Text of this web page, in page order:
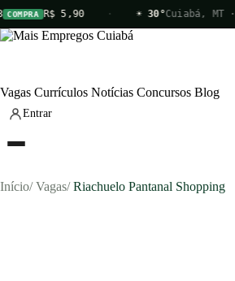
COMPRA R$ 5,90 ☀ 30°Cuiabá, MT
Vagas Currículos Notícias Concursos Blog
Entrar
Início/ Vagas/ Riachuelo Pantanal Shopping